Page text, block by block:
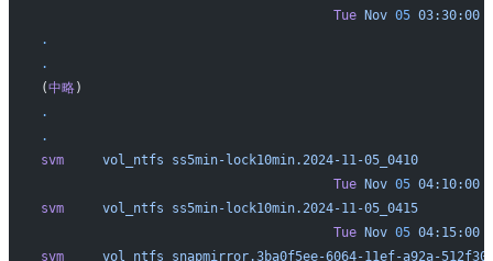
                                      Tue
Nov 05 03:30:00
.
.
(中略)
.
.
svm
     vol_ntfs
ss5min-lock10min.2024-11-05_0410
                                      Tue
Nov 05 04:10:00
svm
     vol_ntfs
ss5min-lock10min.2024-11-05_0415
                                      Tue
Nov 05 04:15:00
svm
     vol_ntfs
snapmirror.3ba0f5ee-6064-11ef-a92a-